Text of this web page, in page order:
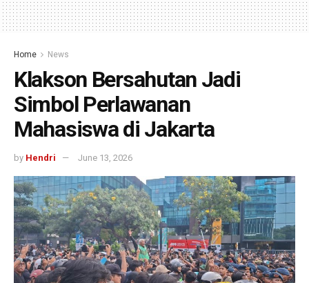
Home News
Klakson Bersahutan Jadi
Simbol Perlawanan
Mahasiswa di Jakarta
by Hendri June 13, 2026